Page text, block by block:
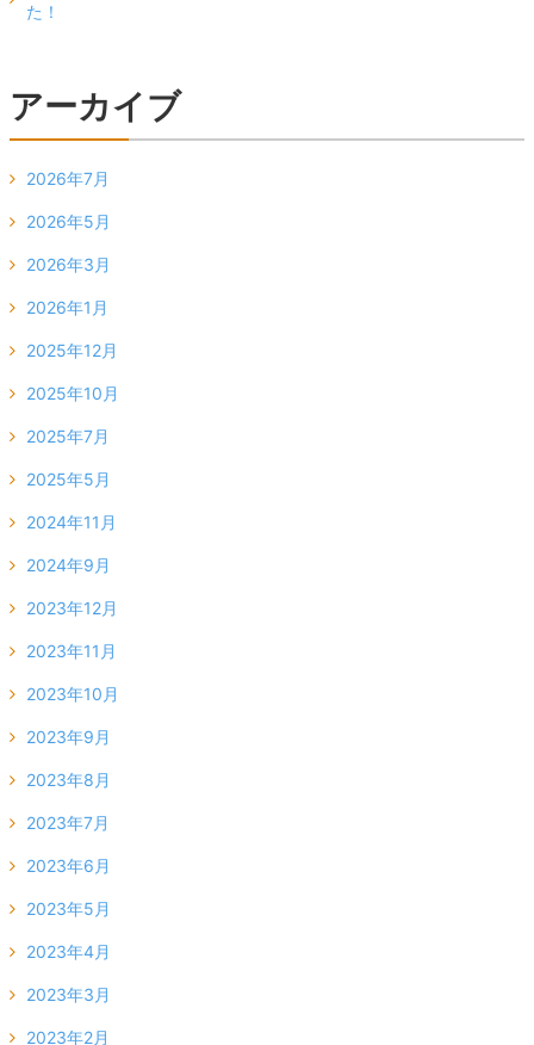
た！
アーカイブ
2026年7月
2026年5月
2026年3月
2026年1月
2025年12月
2025年10月
2025年7月
2025年5月
2024年11月
2024年9月
2023年12月
2023年11月
2023年10月
2023年9月
2023年8月
2023年7月
2023年6月
2023年5月
2023年4月
2023年3月
2023年2月